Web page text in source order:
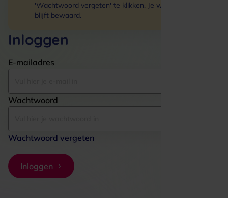
'Wachtwoord vergeten' te klikken. Je winkelmand
blijft bewaard.
Inloggen
E-mailadres
Wachtwoord
Wachtwoord vergeten
Inloggen